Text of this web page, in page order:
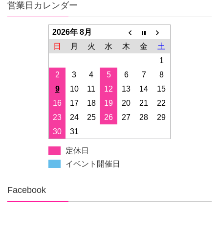
営業日カレンダー
2026年 8月
日
月 火 水 木 金
土
1
2
3 4 5 6 7
8
9
10 11 12 13 14
15
16
17 18 19 20 21
22
23
24 25 26 27 28
29
30
31
定休日
イベント開催日
Facebook